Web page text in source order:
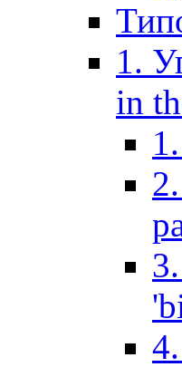
1.
in